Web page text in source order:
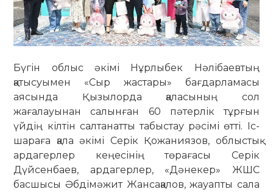
Бүгін облыс әкімі Нұрлыбек Нәлібаевтың
қатысуымен «Сыр жастары» бағдарламасы
аясында Қызылорда қаласының сол
жағалауынан салынған 60 пәтерлік тұрғын
үйдің кілтін салтанатты табыстау рәсімі өтті. Іс-
шараға қала әкімі Серік Қожаниязов, облыстық
ардагерлер кеңесінің төрағасы Серік
Дүйсенбаев, ардагерлер, «Дәнекер» ЖШС
басшысы Әбдімәжит Жансақалов, жауапты сала